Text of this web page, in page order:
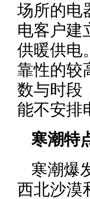
场所的电
电客户建
供暖供电
靠性的较
数与时段
能不安排
寒潮特
寒潮爆
西北沙漠